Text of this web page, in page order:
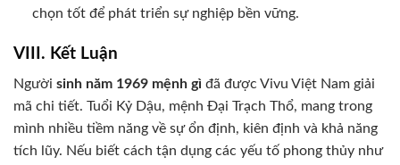
chọn tốt để phát triển sự nghiệp bền vững.
VIII. Kết Luận
Người sinh năm 1969 mệnh gì đã được Vivu Việt Nam giải
mã chi tiết. Tuổi Kỷ Dậu, mệnh Đại Trạch Thổ, mang trong
mình nhiều tiềm năng về sự ổn định, kiên định và khả năng
tích lũy. Nếu biết cách tận dụng các yếu tố phong thủy như